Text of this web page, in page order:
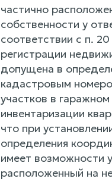
частично
собственности у
соответствии с п. 20
регистрации
допущена в
кадастровым
участков в
инвентаризации
что при
определения
имеет возможности
расположенный на